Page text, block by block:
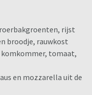
rijst
broodje, rauwkost
komkommer, tomaat,
en mozzarella uit de